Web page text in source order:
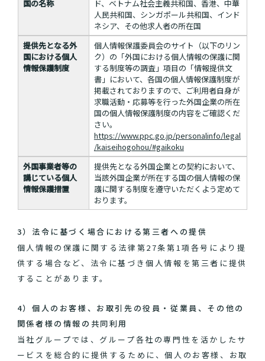
国の名称
ド、ベトナム社会主義共和国、香港、中華
人民共和国、シンガポール共和国、インド
ネシア、その他求人者の所在国
提供先となる外
国における個人
情報保護制度
個人情報保護委員会のサイト（以下のリン
ク）の「外国における個人情報の保護に関
する制度等の調査」項目の「情報提供文
書」において、各国の個人情報保護制度が
掲載されておりますので、ご利用者自身が
求職活動・応募等を行った外国企業の所在
国の個人情報保護制度の内容をご確認くだ
さい。
https://www.ppc.go.jp/personalinfo/legal
/kaiseihogohou/#gaikoku
外国事業者等の
講じている個人
情報保護措置
提供先となる外国企業との契約において、
当該外国企業が所在する国の個人情報の保
護に関する制度を遵守いただくよう定めて
おります。
3）法令に基づく場合における第三者への提供
個人情報の保護に関する法律第27条第1項各号により提
供する場合など、法令に基づき個人情報を第三者に提供
することがあります。
4）個人のお客様、お取引先の役員・従業員、その他の
関係者様の情報の共同利用
当社グループでは、グループ各社の専門性を活かしたサ
ービスを総合的に提供するために、個人のお客様、お取